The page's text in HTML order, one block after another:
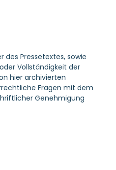
des Pressetextes, sowie
Vollständigkeit der
hier archivierten
Fragen mit dem
Genehmigung